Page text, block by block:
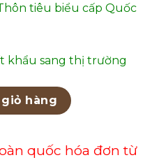
tiêu biểu cấp Quốc
khẩu sang thị trường
- TX45PK (KHÔNG
hàng
quốc hóa đơn từ